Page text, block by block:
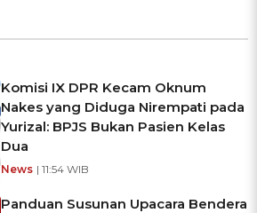
Komisi IX DPR Kecam Oknum
Nakes yang Diduga Nirempati pada
Yurizal: BPJS Bukan Pasien Kelas
Dua
News | 11:54 WIB
Panduan Susunan Upacara Bendera